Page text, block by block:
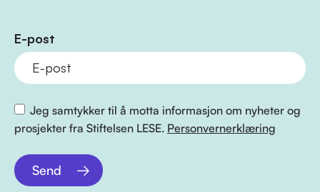
E-post
Jeg samtykker til å motta informasjon om nyheter og
prosjekter fra Stiftelsen LESE. Personvernerklæring
Send